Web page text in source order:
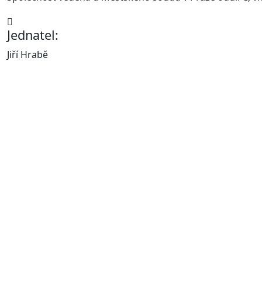
Jednatel:
Jiří Hrabě